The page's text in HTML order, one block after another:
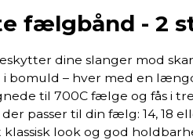
fælgbånd - 2
dine slanger mod
bomuld – hver med en
til 700C fælge og fås i
passer til din fælg: 14, 18
look og god